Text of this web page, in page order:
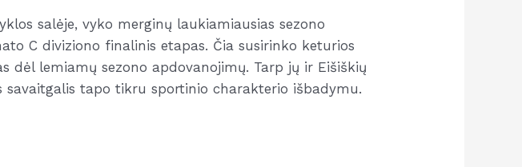
salėje, vyko merginų laukiamiausias sezono
C diviziono finalinis etapas. Čia susirinko keturios
dėl lemiamų sezono apdovanojimų. Tarp jų ir Eišiškių
tapo tikru sportinio charakterio išbadymu.